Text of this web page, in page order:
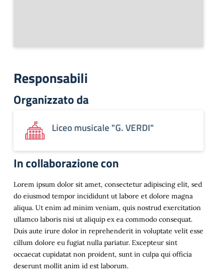
Responsabili
Organizzato da
Liceo musicale "G. VERDI"
In collaborazione con
Lorem ipsum dolor sit amet, consectetur adipiscing elit, sed
do eiusmod tempor incididunt ut labore et dolore magna
aliqua. Ut enim ad minim veniam, quis nostrud exercitation
ullamco laboris nisi ut aliquip ex ea commodo consequat.
Duis aute irure dolor in reprehenderit in voluptate velit esse
cillum dolore eu fugiat nulla pariatur. Excepteur sint
occaecat cupidatat non proident, sunt in culpa qui officia
deserunt mollit anim id est laborum.